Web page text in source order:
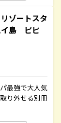
ゾートスタ
島 ピピ
最強で大人気
り外せる別冊